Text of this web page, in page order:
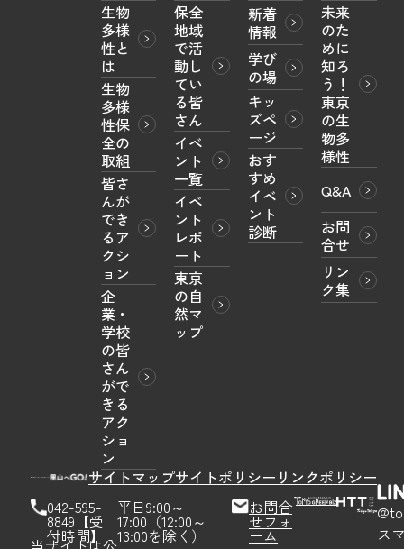
生物
多様
性と
は
生物
多様
性保
全の
取組
皆さ
んが
でき
るア
クシ
ョン
企
業・
学校
の皆
さん
がで
きる
アク
ショ
ン
保全
地域
で活
動し
てい
る皆
さん
イベ
ント
一覧
イベ
ント
レポ
ート
東京
の自
然マ
ップ
新着
情報
学び
の場
キッ
ズペ
ージ
おす
すめ
イベ
ント
診断
未来
のた
めに
知ろ
う！
東京
の生
物多
様性
Q&A
お問
合せ
リン
ク集
サイトマップサイトポリシー リンクポリシー
042-595-
8849【受
付時間】
平日9:00～
17:00（12:00～
13:00を除く）
お問合
せフォ
ーム
ス